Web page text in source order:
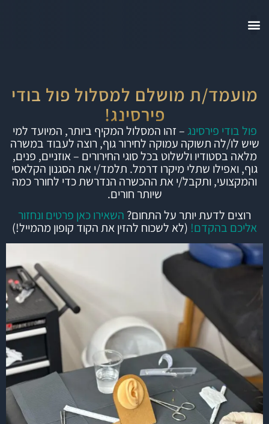
מועמד/ת מושלם למסלול פול בודי
פירסינג!
פול בודי פירסינג– זהו המסלול המקיף ביותר, המיועד למי
שיש לו/לה תשוקה עמוקה לחירור גוף, רוצה לעבוד במשרה
מלאה בסטודיו ולשלוט בכל סוגי החירורים – אוזניים, פנים,
גוף, ואפילו שתלי מיקרו דרמל. תלמד/י את הסגנון הקלאסי
והמקצועי, ותקבל/י את ההכשרה הנדרשת כדי לחורר כמה
שיותר חורים.
רוצים לדעת יותר על התחום? השאירו כאן פרטים ונחזור
אליכם בהקדם! (לא לשכוח להזין את הקוד קופון מהמייל!)